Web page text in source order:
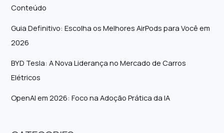
Conteúdo
Guia Definitivo: Escolha os Melhores AirPods para Você em
2026
BYD Tesla: A Nova Liderança no Mercado de Carros
Elétricos
OpenAI em 2026: Foco na Adoção Prática da IA